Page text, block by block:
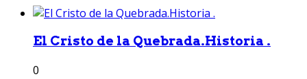
El Cristo de la Quebrada.Historia .
0